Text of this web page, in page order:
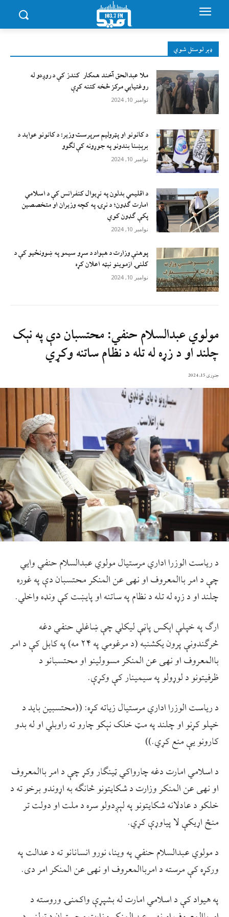
ډېر لوستل شوي
ملا عبدالحق آخند همکار کندز کې د روږدو له
روغتیایي مرکز څخه کتنه کړې
نوامبر 10, 2024
د کانونو او پټرولیم سرپرست وزیر: د کانونو عواید د
برېښنا بندونو په جوړونه کې لګوو
نوامبر 10, 2024
د اقليمي بدلون په نړيوال کنفرانس کې د اسلامي
امارت ګډون؛ د نړۍ په کچه وزيران او متخصصين
پکې ګډون کوي
نوامبر 10, 2024
پوهنې وزارت د هېواد د سړو سيمو په ښوونځيو کې د
کلنۍ ازموينو نېټه اعلان کړه
نوامبر 10, 2024
مولوي عبدالسلام حنفي: محتسبان دې په نېک
چلند او د زړه له تله د نظام ساتنه وکړي
جنوری 15, 2024
د ریاست الوزرا اداري مرستيال مولوي عبدالسلام حنفي وايي
چې د امر باالمعروف او نهی عن المنکر محتسبان دې په غوره
چلند او د زړه له تله د نظام په ساتنه او پایښت کې ونډه واخلي.
ارګ په خپلې اېکس پاڼې لیکلي چې ښاغلي حنفي دغه
څرګندونې پرون یکشنبه (د مرغومي په ۲۴ مه) په کابل کې د امر
باالمعروف او نهی عن المنکر مسوولینو او محتسبانو د
ظرفیتونو د لوړولو په سیمینار کې وکړې.
د ریاست الوزرا اداري مرستیال زیاته کړه: ((محتسبین باید د
خپلو کړنو او چلند په مټ خلک نېکو چارو ته راوبلي او له بدو
کارونو یې منع کړي.))
د اسلامي امارت دغه چارواکي ټینګار وکړ چې د امر باالمعروف
او نهی عن المنکر وزارت د شکایتونو څانګه به اړوندو برخو ته د
خلکو د عادلانه شکایتونو په لېږدولو سره د ملت او دولت تر
منځ اړیکې لا پیاوړې کړي.
د مولوي عبدالسلام حنفي په وينا، نورو انسانانو ته د عدالت په
ورکړه کې مرسته د امرباالمعروف او نهی عن المنکر امر دی.
په هیواد کې د اسلامي امارت له بشپړې واکمنۍ وروسته د